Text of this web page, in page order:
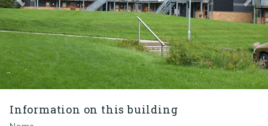
Previous Next
Information on this building